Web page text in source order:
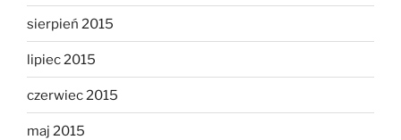
sierpień 2015
lipiec 2015
czerwiec 2015
maj 2015